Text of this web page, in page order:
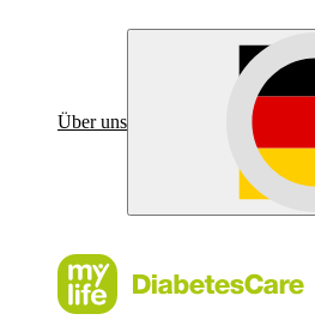
Über uns